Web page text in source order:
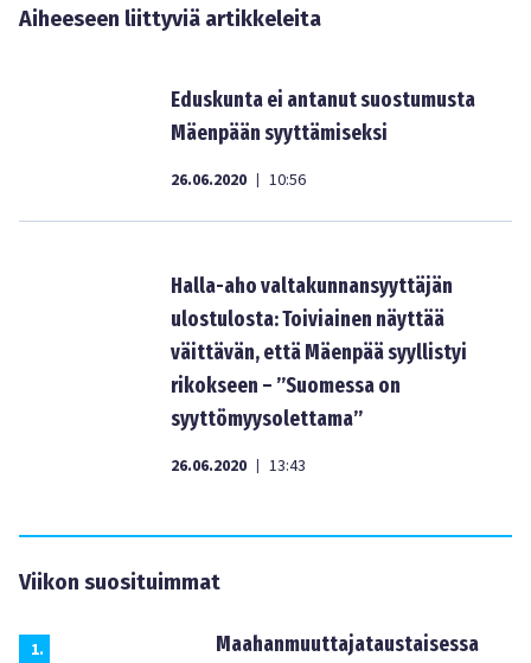
Aiheeseen liittyviä artikkeleita
Eduskunta ei antanut suostumusta
Mäenpään syyttämiseksi
26.06.2020 | 10:56
Halla-aho valtakunnansyyttäjän
ulostulosta: Toiviainen näyttää
väittävän, että Mäenpää syyllistyi
rikokseen – ”Suomessa on
syyttömyysolettama”
26.06.2020 | 13:43
Viikon suosituimmat
1.
Maahanmuuttajataustaisessa